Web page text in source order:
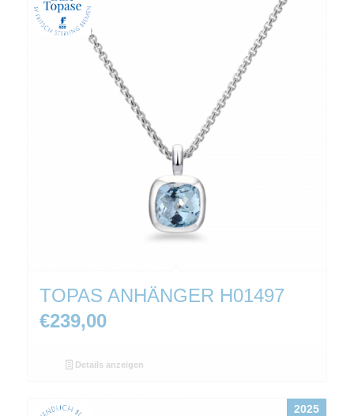
TOPAS ANHÄNGER H01497
€239,00
Details anzeigen
2025